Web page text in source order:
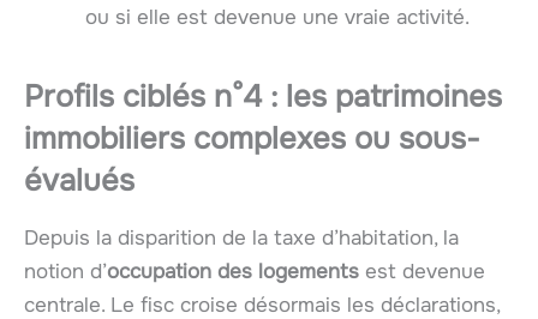
ou si elle est devenue une vraie activité.
Profils ciblés n°4 : les patrimoines
immobiliers complexes ou sous-
évalués
Depuis la disparition de la taxe d’habitation, la
notion d’occupation des logements est devenue
centrale. Le fisc croise désormais les déclarations,